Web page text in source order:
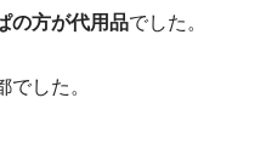
の方が代用品でした。
でした。